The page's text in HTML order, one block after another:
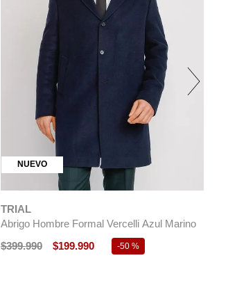
NUEVO
TRIAL
Abrigo Hombre Formal Vercelli Azul Marino
$399.990 $199.990 -50 %